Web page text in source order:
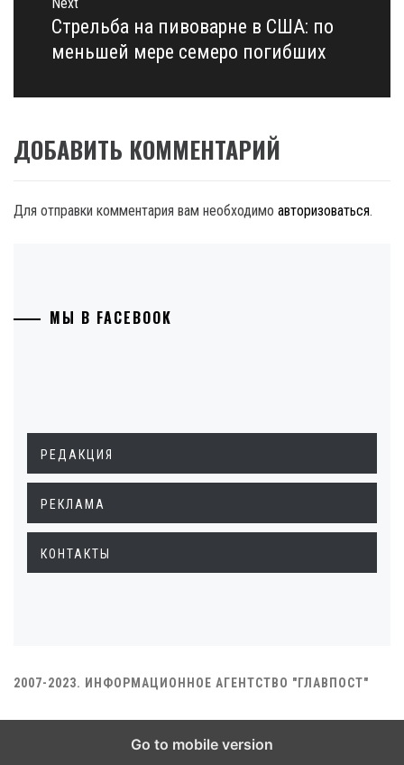
Next
post:
Стрельба на пивоварне в США: по
меньшей мере семеро погибших
ДОБАВИТЬ КОММЕНТАРИЙ
Для отправки комментария вам необходимо авторизоваться.
МЫ В FACEBOOK
РЕДАКЦИЯ
РЕКЛАМА
КОНТАКТЫ
2007-2023. ИНФОРМАЦИОННОЕ АГЕНТСТВО "ГЛАВПОСТ"
Go to mobile version